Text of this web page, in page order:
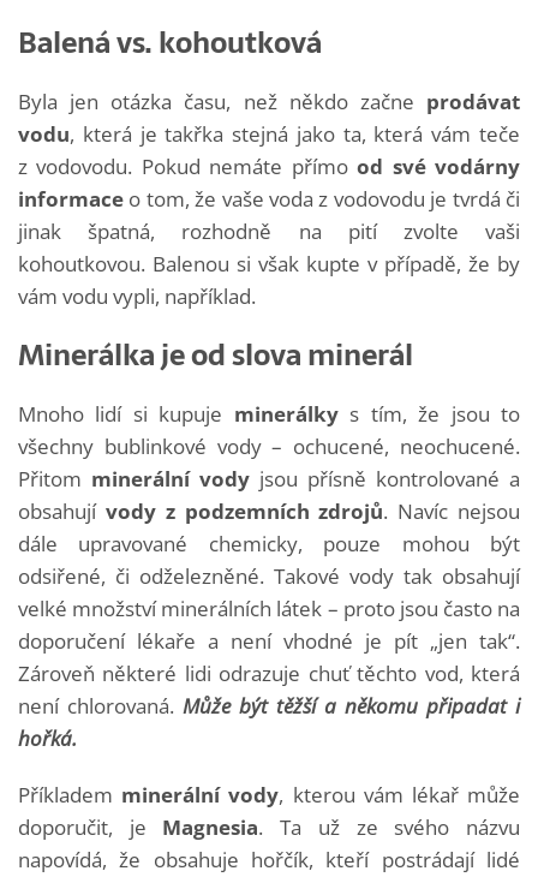
Balená vs. kohoutková
Byla jen otázka času, než někdo začne prodávat
vodu, která je takřka stejná jako ta, která vám teče
z vodovodu. Pokud nemáte přímood své vodárny
informace o tom, že vaše voda z vodovodu je tvrdá či
jinak špatná, rozhodně na pití zvolte vaši
kohoutkovou. Balenou si však kupte v případě, že by
vám vodu vypli, například.
Minerálka je od slova minerál
Mnoho lidí si kupuje minerálkys tím, že jsou to
všechny bublinkové vody – ochucené, neochucené.
Přitom minerální vody jsou přísně kontrolované a
obsahují vody z podzemních zdrojů. Navíc nejsou
dále upravované chemicky, pouze mohou být
odsiřené, či odželezněné. Takové vody tak obsahují
velké množství minerálních látek – proto jsou často na
doporučení lékaře a není vhodné je pít „jen tak“.
Zároveň některé lidi odrazuje chuť těchto vod, která
není chlorovaná. Může být těžší a někomu připadat i
hořká.
Příkladem minerální vody, kterou vám lékař může
doporučit, je Magnesia. Ta už ze svého názvu
napovídá, že obsahuje hořčík, kteří postrádají lidé